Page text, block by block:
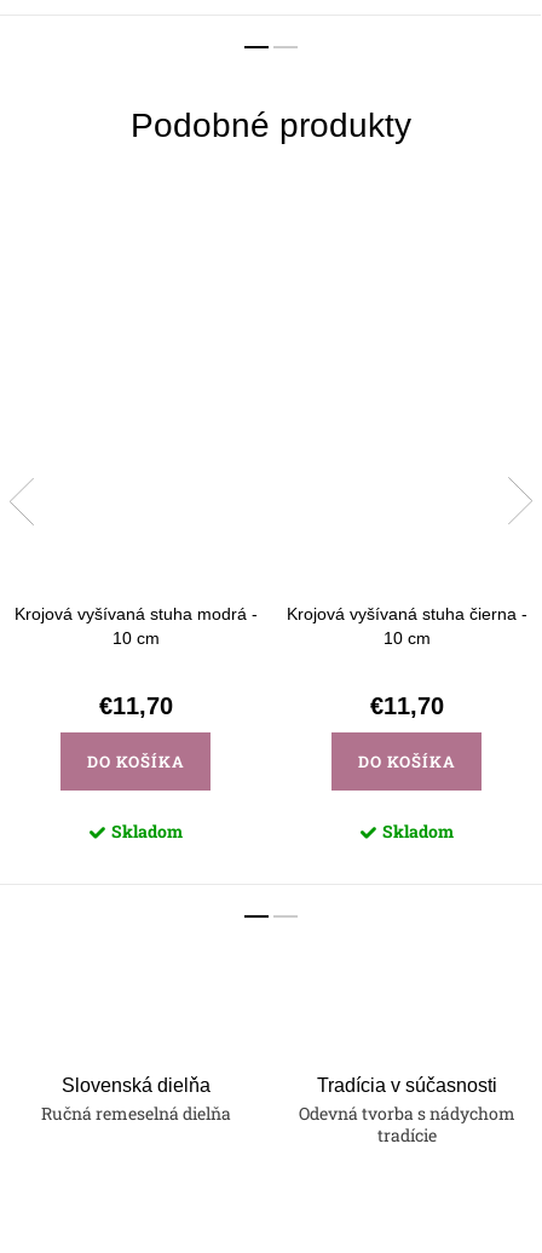
Krojová vyšívaná stuha modrá -
10 cm
€11,70
DO KOŠÍKA
Skladom
Krojová vyšívaná stuha čierna -
10 cm
€11,70
DO KOŠÍKA
Skladom
Slovenská dielňa
Ručná remeselná dielňa
Tradícia v súčasnosti
Odevná tvorba s nádychom
tradície